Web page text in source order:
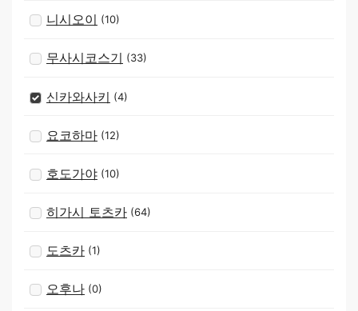
니시오이 (10)
무사시코스기 (33)
신카와사키 (4)
요코하마 (12)
호도가야 (10)
히가시 토츠카 (64)
도츠카 (1)
오후나 (0)